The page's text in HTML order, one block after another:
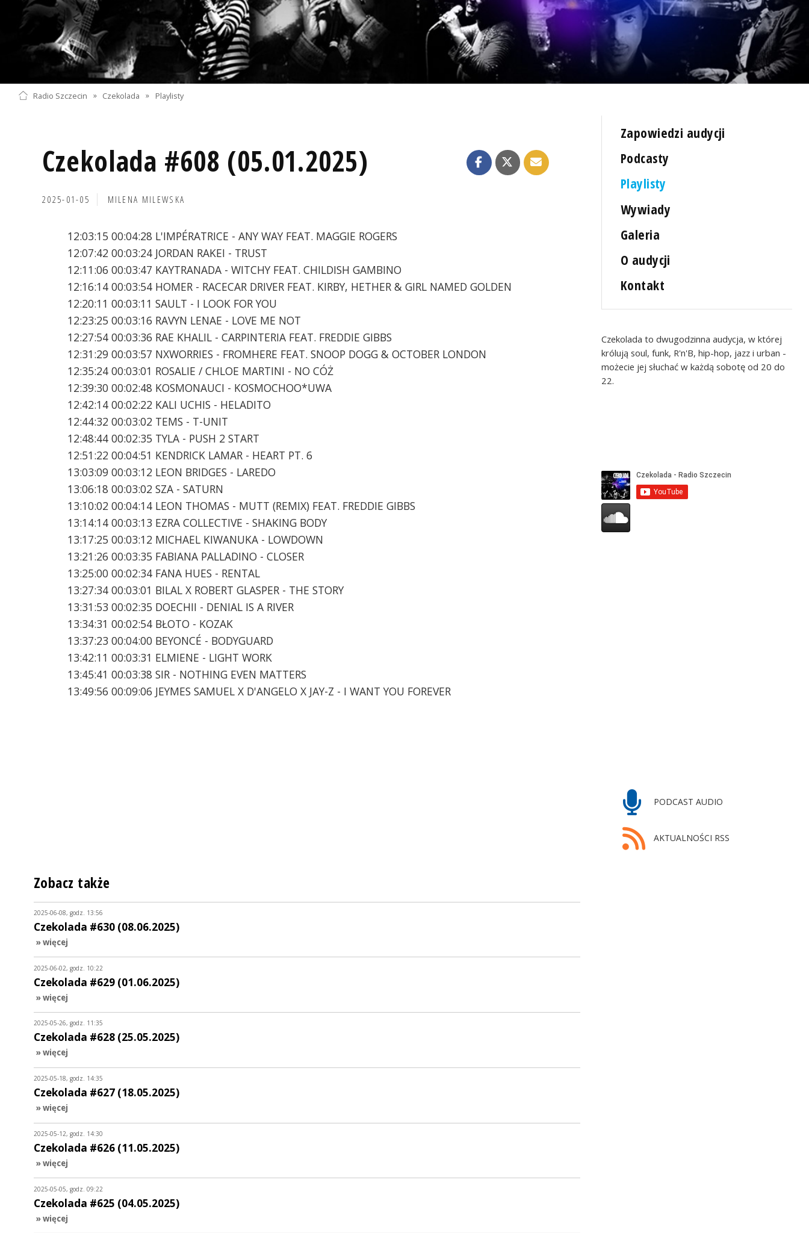
Radio Szczecin » Czekolada » Playlisty
Czekolada #608 (05.01.2025)
2025-01-05 MILENA MILEWSKA
12:03:15 00:04:28 L'IMPÉRATRICE - ANY WAY FEAT. MAGGIE ROGERS
12:07:42 00:03:24 JORDAN RAKEI - TRUST
12:11:06 00:03:47 KAYTRANADA - WITCHY FEAT. CHILDISH GAMBINO
12:16:14 00:03:54 HOMER - RACECAR DRIVER FEAT. KIRBY, HETHER & GIRL NAMED GOLDEN
12:20:11 00:03:11 SAULT - I LOOK FOR YOU
12:23:25 00:03:16 RAVYN LENAE - LOVE ME NOT
12:27:54 00:03:36 RAE KHALIL - CARPINTERIA FEAT. FREDDIE GIBBS
12:31:29 00:03:57 NXWORRIES - FROMHERE FEAT. SNOOP DOGG & OCTOBER LONDON
12:35:24 00:03:01 ROSALIE / CHLOE MARTINI - NO CÓŻ
12:39:30 00:02:48 KOSMONAUCI - KOSMOCHOO*UWA
12:42:14 00:02:22 KALI UCHIS - HELADITO
12:44:32 00:03:02 TEMS - T-UNIT
12:48:44 00:02:35 TYLA - PUSH 2 START
12:51:22 00:04:51 KENDRICK LAMAR - HEART PT. 6
13:03:09 00:03:12 LEON BRIDGES - LAREDO
13:06:18 00:03:02 SZA - SATURN
13:10:02 00:04:14 LEON THOMAS - MUTT (REMIX) FEAT. FREDDIE GIBBS
13:14:14 00:03:13 EZRA COLLECTIVE - SHAKING BODY
13:17:25 00:03:12 MICHAEL KIWANUKA - LOWDOWN
13:21:26 00:03:35 FABIANA PALLADINO - CLOSER
13:25:00 00:02:34 FANA HUES - RENTAL
13:27:34 00:03:01 BILAL X ROBERT GLASPER - THE STORY
13:31:53 00:02:35 DOECHII - DENIAL IS A RIVER
13:34:31 00:02:54 BŁOTO - KOZAK
13:37:23 00:04:00 BEYONCÉ - BODYGUARD
13:42:11 00:03:31 ELMIENE - LIGHT WORK
13:45:41 00:03:38 SIR - NOTHING EVEN MATTERS
13:49:56 00:09:06 JEYMES SAMUEL X D'ANGELO X JAY-Z - I WANT YOU FOREVER
Zapowiedzi audycji
Podcasty
Playlisty
Wywiady
Galeria
O audycji
Kontakt
Czekolada to dwugodzinna audycja, w której
królują soul, funk, R'n'B, hip-hop, jazz i urban -
możecie jej słuchać w każdą sobotę od 20 do
22.
PODCAST AUDIO
AKTUALNOŚCI RSS
Zobacz także
2025-06-08, godz. 13:56
Czekolada #630 (08.06.2025)
» więcej
2025-06-02, godz. 10:22
Czekolada #629 (01.06.2025)
» więcej
2025-05-26, godz. 11:35
Czekolada #628 (25.05.2025)
» więcej
2025-05-18, godz. 14:35
Czekolada #627 (18.05.2025)
» więcej
2025-05-12, godz. 14:30
Czekolada #626 (11.05.2025)
» więcej
2025-05-05, godz. 09:22
Czekolada #625 (04.05.2025)
» więcej